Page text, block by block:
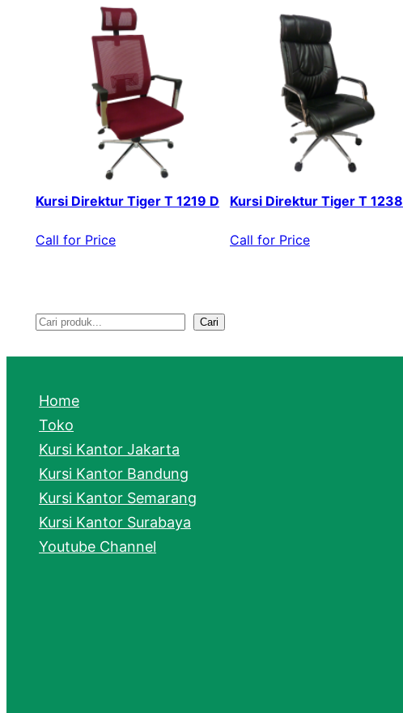
Kursi Direktur Tiger T 1219 D
Call for Price
Kursi Direktur Tiger T 1238
Call for Price
S
e
a
r
c
h
Cari
Home
Toko
Kursi Kantor Jakarta
Kursi Kantor Bandung
Kursi Kantor Semarang
Kursi Kantor Surabaya
Youtube Channel